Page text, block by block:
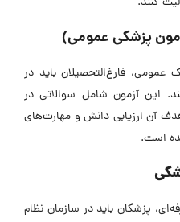
پزشکی عمومی)
فارغ‌التحصیلان باید در
این آزمون شامل سوالاتی در
آن ارزیابی دانش و مهارت‌های
است.
پزشکان باید در سازمان نظام